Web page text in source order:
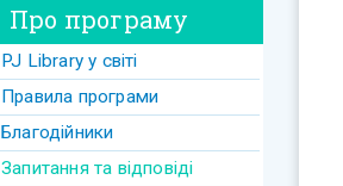
Про програму
PJ Library у світі
Правила програми
Благодійники
Запитання та відповіді